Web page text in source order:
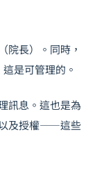
院長）。同時，
這是可管理的。
訊息。這也是為
以及授權——這些